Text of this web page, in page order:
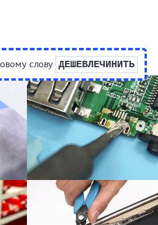
слову ДЕШЕВЛЕЧИНИТЬ